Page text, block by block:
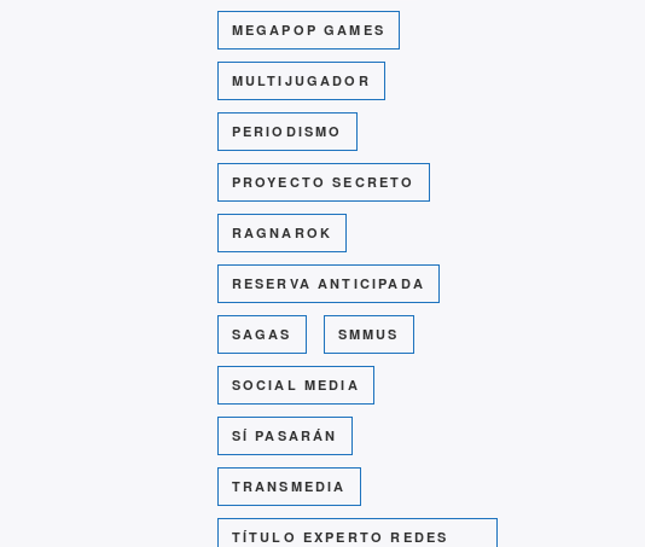
MEGAPOP GAMES
MULTIJUGADOR
PERIODISMO
PROYECTO SECRETO
RAGNAROK
RESERVA ANTICIPADA
SAGAS SMMUS
SOCIAL MEDIA
SÍ PASARÁN
TRANSMEDIA
TÍTULO EXPERTO REDES